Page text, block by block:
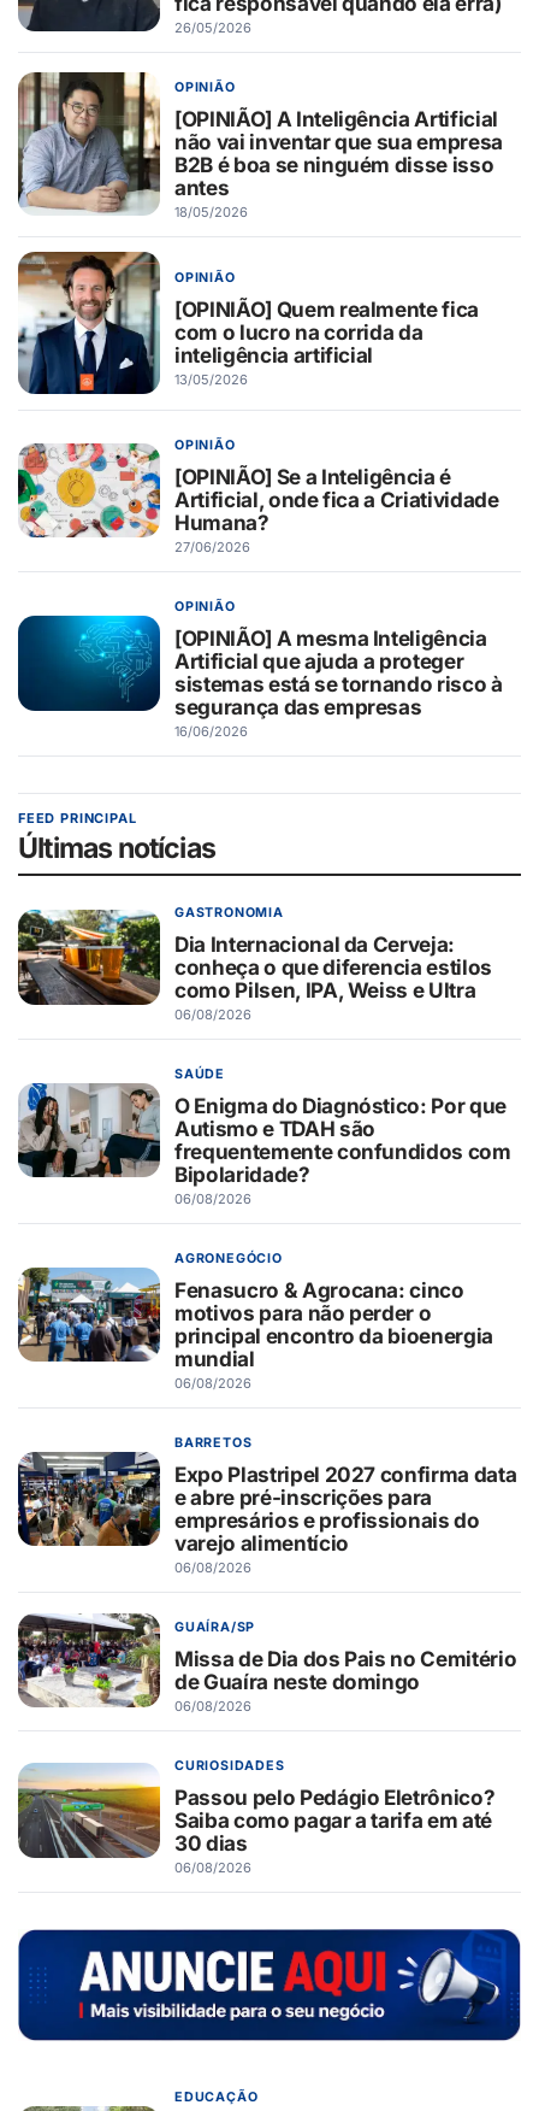
26/05/2026
OPINIÃO
[OPINIÃO] A Inteligência Artificial
não vai inventar que sua empresa
B2B é boa se ninguém disse isso
antes
18/05/2026
OPINIÃO
[OPINIÃO] Quem realmente fica
com o lucro na corrida da
inteligência artificial
13/05/2026
OPINIÃO
[OPINIÃO] Se a Inteligência é
Artificial, onde fica a Criatividade
Humana?
27/06/2026
OPINIÃO
[OPINIÃO] A mesma Inteligência
Artificial que ajuda a proteger
sistemas está se tornando risco à
segurança das empresas
16/06/2026
FEED PRINCIPAL
Últimas notícias
GASTRONOMIA
Dia Internacional da Cerveja:
conheça o que diferencia estilos
como Pilsen, IPA, Weiss e Ultra
06/08/2026
SAÚDE
O Enigma do Diagnóstico: Por que
Autismo e TDAH são
frequentemente confundidos com
Bipolaridade?
06/08/2026
AGRONEGÓCIO
Fenasucro & Agrocana: cinco
motivos para não perder o
principal encontro da bioenergia
mundial
06/08/2026
BARRETOS
Expo Plastripel 2027 confirma data
e abre pré-inscrições para
empresários e profissionais do
varejo alimentício
06/08/2026
GUAÍRA/SP
Missa de Dia dos Pais no Cemitério
de Guaíra neste domingo
06/08/2026
CURIOSIDADES
Passou pelo Pedágio Eletrônico?
Saiba como pagar a tarifa em até
30 dias
06/08/2026
EDUCAÇÃO